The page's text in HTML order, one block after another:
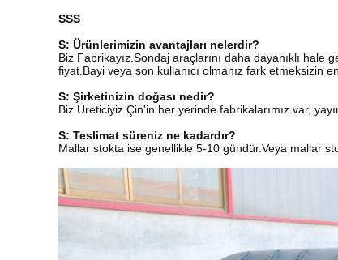
SSS
S: Ürünlerimizin avantajları nelerdir?
Biz Fabrikayız.Sondaj araçlarını daha dayanıklı
fiyat.Bayi veya son kullanıcı olmanız fark etmeksizin
S: Şirketinizin doğası nedir?
Biz Üreticiyiz.Çin'in her yerinde fabrikalarımız var,
S: Teslimat süreniz ne kadardır?
Mallar stokta ise genellikle 5-10 gündür.Veya mallar